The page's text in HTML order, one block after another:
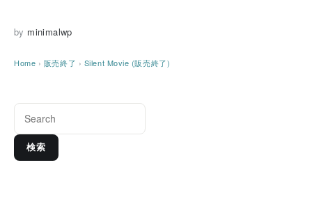
by minimalwp
Home › 販売終了 › Silent Movie (販売終了)
検索